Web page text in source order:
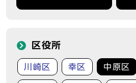
区役所
川崎区 幸区 中原区